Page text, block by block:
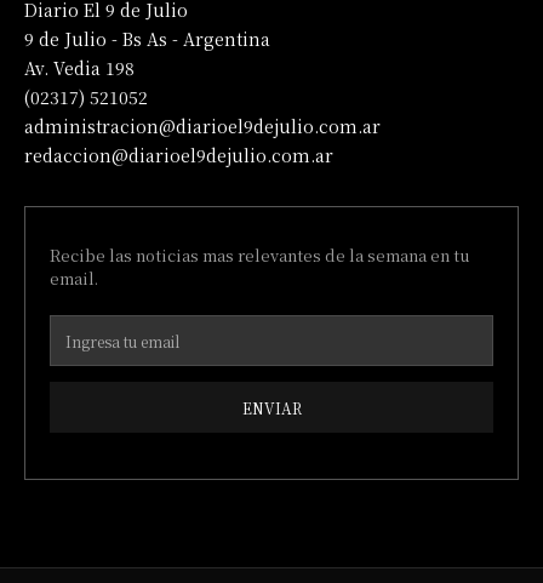
Diario El 9 de Julio
9 de Julio - Bs As - Argentina
Av. Vedia 198
(02317) 521052
administracion@diarioel9dejulio.com.ar
redaccion@diarioel9dejulio.com.ar
Recibe las noticias mas relevantes de la semana en tu
email.
ENVIAR